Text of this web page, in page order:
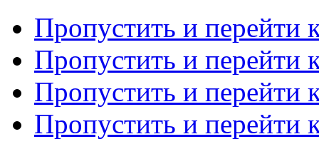
Пропустить и перейти
Пропустить и перейти
Пропустить и перейти
Пропустить и перейти